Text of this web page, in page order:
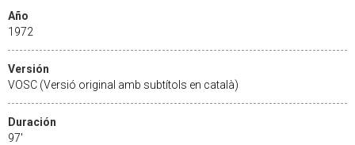
Año
1972
Versión
VOSC (Versió original amb subtítols en català)
Duración
97'